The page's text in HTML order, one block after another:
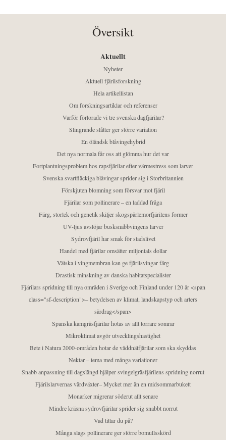
Översikt
Aktuellt
Nyheter
Aktuell fjärilsforskning
Hela artikellistan
Om forskningsartiklar och referenser
Varför förlorade vi tre svenska dagfjärilar?
Slingrande slåtter ger större variation
En öländsk blåvingehybrid
Det nya normala får oss att glömma hur det var
Fortplantningsproblem hos rapsfjärilar efter värmestress som larver
Svenska svartfläckiga blåvingar sprider sig i Storbritannien
Förskjuten blomning som försvar mot fjäril
Fjärilar som pollinerare – en laddad fråga
Färg, storlek och genetik skiljer skogspärlemorfjärilens former
UV-ljus avslöjar busksnabbvingens larver
Sydrovfjäril har smak för stadslivet
Handel med fjärilar omsätter miljontals dollar
Vätska i vingmembran kan ge fjärilsvingar färg
Drastisk minskning av danska habitatspecialister
Fjärilars spridning till nya områden i Sverige och Finland under 120 år <span
class="sf-description">– betydelsen av klimat, landskapstyp och arters
särdrag</span>
Spanska kamgräsfjärilar hotas av allt torrare somrar
Mikroklimat avgör utvecklingshastighet
Bete i Natura 2000-områden hotar de väddnätfjärilar som ska skyddas
Nektar – tema med många variationer
Snabb anpassning till dagslängd hjälper svingelgräsfjärilens spridning norrut
Fjärilslarvernas värdväxter– Mycket mer än en midsommarbukett
Monarker migrerar söderut allt senare
Mindre kräsna sydrovfjärilar sprider sig snabbt norrut
Vad tittar du på?
Många slags pollinerare ger större bomullsskörd